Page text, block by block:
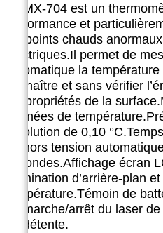
Le MX-704 est un
performance et
les points chauds
électriques.Il permet de
automatique la température
connaître et sans vérifier
les propriétés de la surface.
données de température.
résolution de 0,10 °C.
en hors tension
secondes.Affichage écran
illumination d’arrière-plan
température.Témoin de
de marche/arrêt du laser
de détente.